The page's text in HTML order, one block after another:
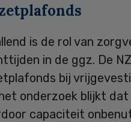
is de rol van
in de ggz. De
bij
onderzoek blijkt
capaciteit